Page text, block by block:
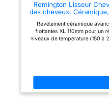
Remington Lisseur
des cheveux,
Voltage
Revêtement céramique
flottantes XL 110mm pour
niveaux de température (150 à
digital Pochette
Essuyez toutes les surfaces
solvants